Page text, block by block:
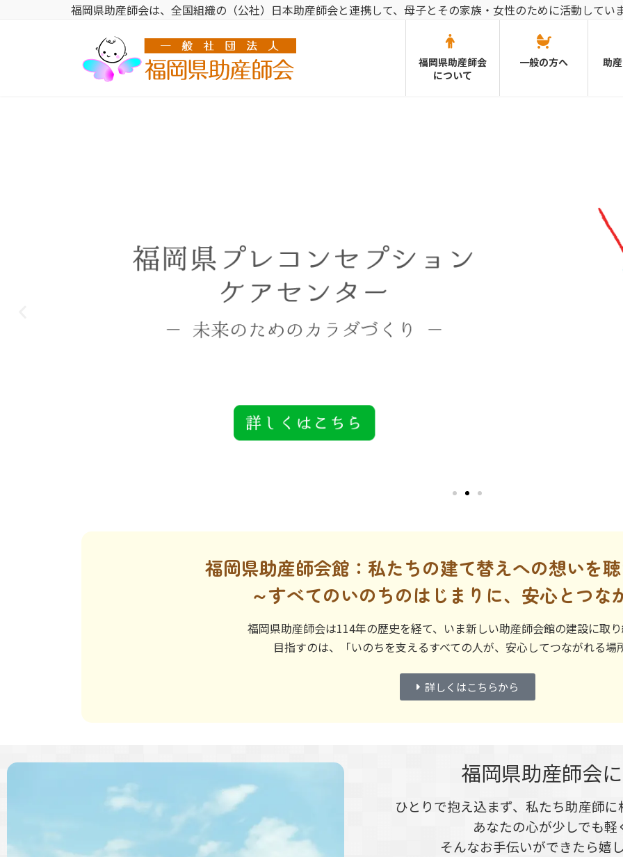
福岡県助産師会は、全国組織の（公社）日本助産師会と連携して、母子とその家族・女性のために活動してい
福岡県助産師会
について
一般の方へ 助
福岡県助産師会館：私たちの建て替えへの想いを
～すべてのいのちのはじまりに、安心とつな
福岡県助産師会は114年の歴史を経て、いま新しい助産師会館の建設に取
目指すのは、「いのちを支えるすべての人が、安心してつながれる場
詳しくはこちらから
福岡県助産師会
ひとりで抱え込まず、私たち助産師
あなたの心が少しでも軽
そんなお手伝いができたら嬉